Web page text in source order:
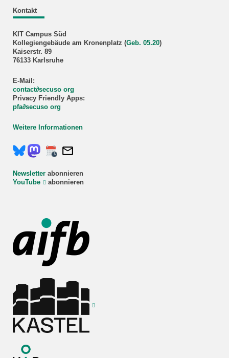
Kontakt
KIT Campus Süd
Kollegiengebäude am Kronenplatz (Geb. 05.20)
Kaiserstr. 89
76133 Karlsruhe
E-Mail:
contact∂secuso org
Privacy Friendly Apps:
pfa∂secuso org
Weitere Informationen
Newsletterabonnieren
YouTube
abonnieren